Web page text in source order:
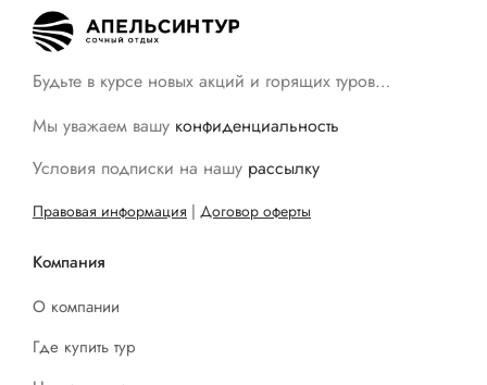
Будьте в курсе новых акций и горящих туров…
Мы уважаем вашу конфиденциальность
Условия подписки на нашу рассылку
Правовая информация | Договор оферты
Компания
О компании
Где купить тур